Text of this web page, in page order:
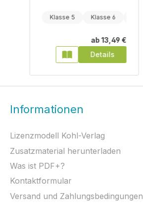
Klasse 5 Klasse 6
ab13,49 €
Details
Informationen
Lizenzmodell Kohl-Verlag
Zusatzmaterial herunterladen
Was ist PDF+?
Kontaktformular
Versand und Zahlungsbedingungen